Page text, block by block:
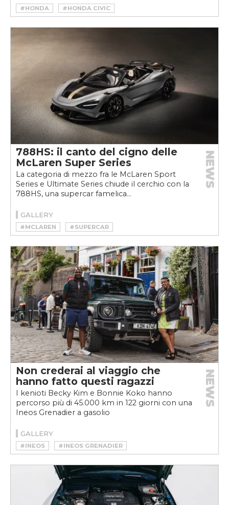
#HONDA
#HONDA CIVIC
#HONDA CIVIC TYPE R
788HS: il canto del cigno delle
McLaren Super Series
La categoria di mezzo fra le McLaren Sport
Series e Ultimate Series chiude il cerchio con la
788HS, una supercar famelica...
NEWS
GALLERY
#MCLAREN #SUPERCAR
Non crederai al viaggio che
hanno fatto questi ragazzi
I kenioti Becky Kim e Bonnie Koko hanno
percorso più di 45.000 km in 122 giorni con una
Ineos Grenadier a gasolio
NEWS
GALLERY
#INEOS #INEOS GRENADIER